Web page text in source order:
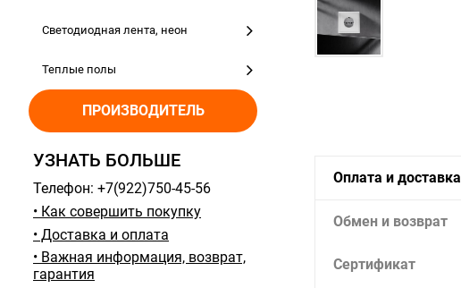
Светодиодная лента, неон
Теплые полы
ПРОИЗВОДИТЕЛЬ
УЗНАТЬ БОЛЬШЕ
Телефон: +7(922)750-45-56
• Как совершить покупку
• Доставка и оплата
• Важная информация, возврат,
гарантия
Оплата и доставка
Обмен и возврат
Сертификат